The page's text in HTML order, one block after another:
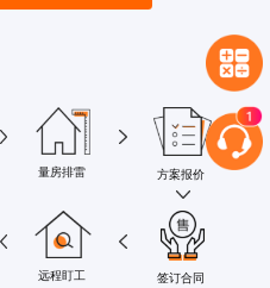
量房排雷 方案报价
远程盯工 签订合同